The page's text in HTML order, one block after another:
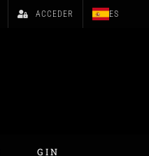
ACCEDER ES
GIN